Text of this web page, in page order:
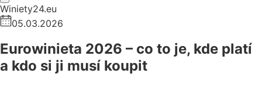
Winiety24.eu
05.03.2026
Eurowinieta 2026 – co to je, kde platí
a kdo si ji musí koupit